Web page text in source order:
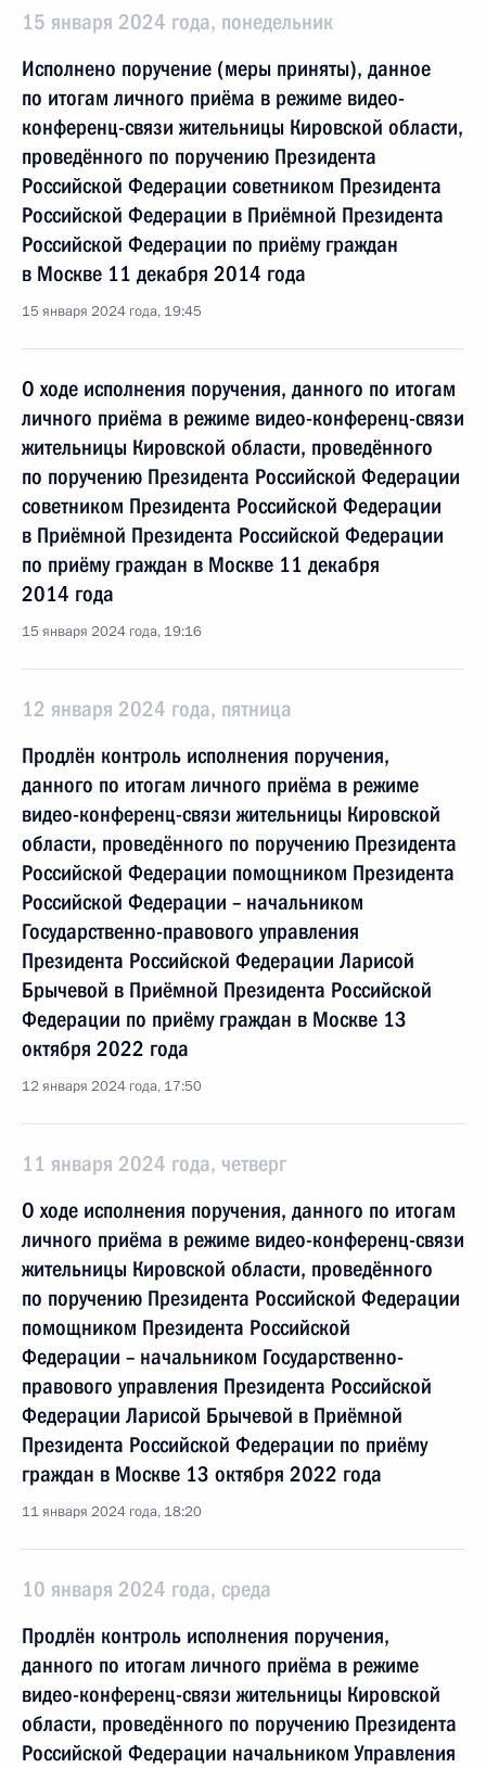
15 января 2024 года, понедельник
Исполнено поручение (меры приняты), данное
по итогам личного приёма в режиме видео-
конференц-связи жительницы Кировской области,
проведённого по поручению Президента
Российской Федерации советником Президента
Российской Федерации в Приёмной Президента
Российской Федерации по приёму граждан
в Москве 11 декабря 2014 года
15 января 2024 года, 19:45
О ходе исполнения поручения, данного по итогам
личного приёма в режиме видео-конференц-связи
жительницы Кировской области, проведённого
по поручению Президента Российской Федерации
советником Президента Российской Федерации
в Приёмной Президента Российской Федерации
по приёму граждан в Москве 11 декабря
2014 года
15 января 2024 года, 19:16
12 января 2024 года, пятница
Продлён контроль исполнения поручения,
данного по итогам личного приёма в режиме
видео-конференц-связи жительницы Кировской
области, проведённого по поручению Президента
Российской Федерации помощником Президента
Российской Федерации – начальником
Государственно-правового управления
Президента Российской Федерации Ларисой
Брычевой в Приёмной Президента Российской
Федерации по приёму граждан в Москве 13
октября 2022 года
12 января 2024 года, 17:50
11 января 2024 года, четверг
О ходе исполнения поручения, данного по итогам
личного приёма в режиме видео-конференц-связи
жительницы Кировской области, проведённого
по поручению Президента Российской Федерации
помощником Президента Российской
Федерации – начальником Государственно-
правового управления Президента Российской
Федерации Ларисой Брычевой в Приёмной
Президента Российской Федерации по приёму
граждан в Москве 13 октября 2022 года
11 января 2024 года, 18:20
10 января 2024 года, среда
Продлён контроль исполнения поручения,
данного по итогам личного приёма в режиме
видео-конференц-связи жительницы Кировской
области, проведённого по поручению Президента
Российской Федерации начальником Управления